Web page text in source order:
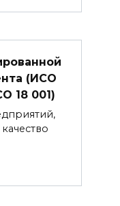
(ИСО
18 001)